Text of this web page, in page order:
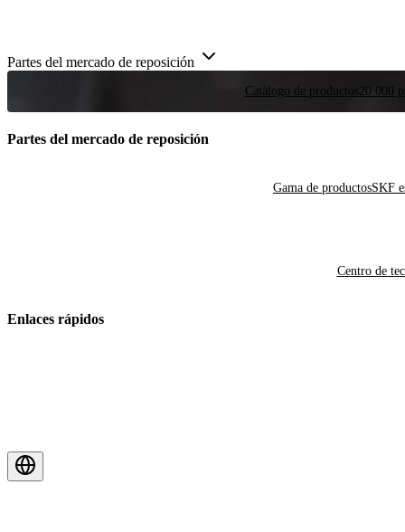
Partes del mercado de reposición
Catálogo de productos20 000
Partes del mercado de reposición
Gama de productosSKF
Centro de
Enlaces rápidos